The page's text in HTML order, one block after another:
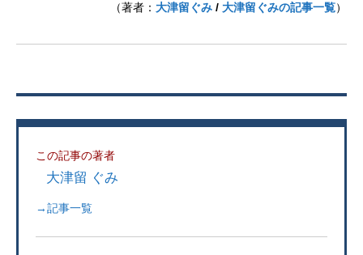
（著者： 大津留ぐみ / 大津留ぐみの記事一覧）
この記事の著者
大津留 ぐみ
→記事一覧